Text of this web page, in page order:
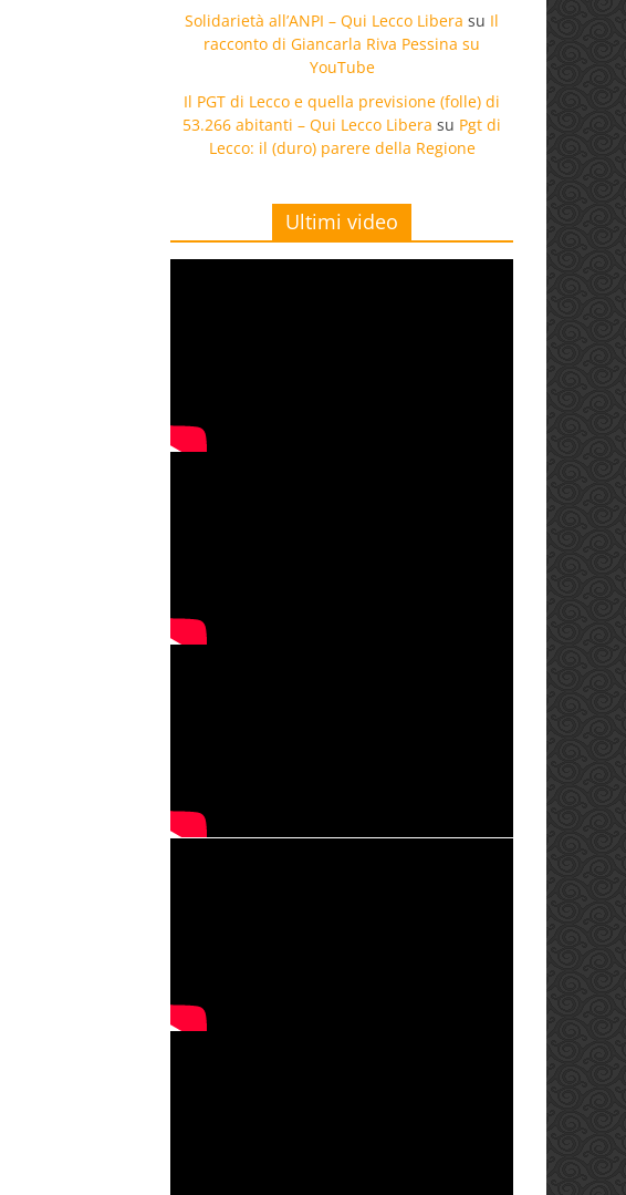
Solidarietà all’ANPI – Qui Lecco Libera su Il
racconto di Giancarla Riva Pessina su
YouTube
Il PGT di Lecco e quella previsione (folle) di
53.266 abitanti – Qui Lecco Libera su Pgt di
Lecco: il (duro) parere della Regione
Ultimi video